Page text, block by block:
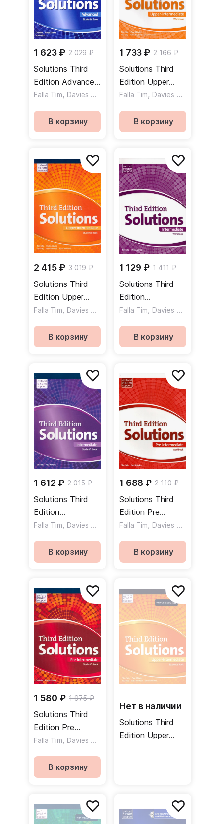
1 623 ₽ 2 029 ₽
Solutions Third
Edition Advanced
Student's Book
Falla Tim, Davies Paul A Hudson Jane
В корзину
1 733 ₽ 2 166 ₽
Solutions Third
Edition Upper
Intermediate
Рабочая тетрадь
Falla Tim, Davies Paul A
В корзину
2 415 ₽ 3 019 ₽
Solutions Third
Edition Upper
Intermediate
Учебник
Falla Tim, Davies Paul A Kelly Paul
В корзину
1 129 ₽ 1 411 ₽
Solutions Third
Edition
Intermediate
Рабочая тетрадь
Falla Tim, Davies Paul A
В корзину
1 612 ₽ 2 015 ₽
Solutions Third
Edition
Intermediate
Учебник
Falla Tim, Davies Paul A
В корзину
1 688 ₽ 2 110 ₽
Solutions Third
Edition Pre
Intermediate
Рабочая тетрадь
Falla Tim, Davies Paul A
В корзину
1 580 ₽ 1 975 ₽
Solutions Third
Edition Pre
Intermediate
Учебник
Falla Tim, Davies Paul A
В корзину
Нет в наличии
Solutions Third
Edition Upper
Учебник с онлайн
практикой